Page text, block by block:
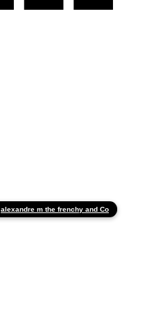
alexandre m the frenchy and Co